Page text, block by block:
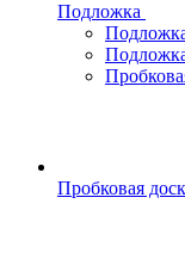
Подложка
Пробковая